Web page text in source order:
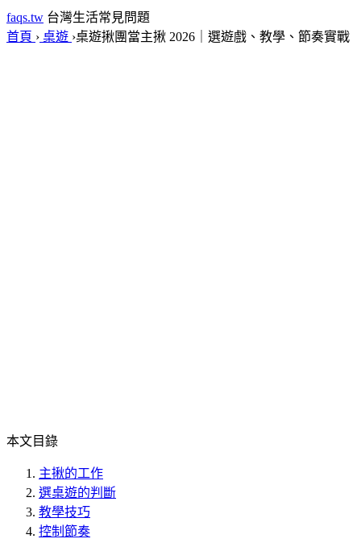
faqs.tw 台灣生活常見問題
首頁 › 桌遊 ›桌遊揪團當主揪 2026｜選遊戲、教學、節奏實戰
本文目錄
主揪的工作
選桌遊的判斷
教學技巧
控制節奏